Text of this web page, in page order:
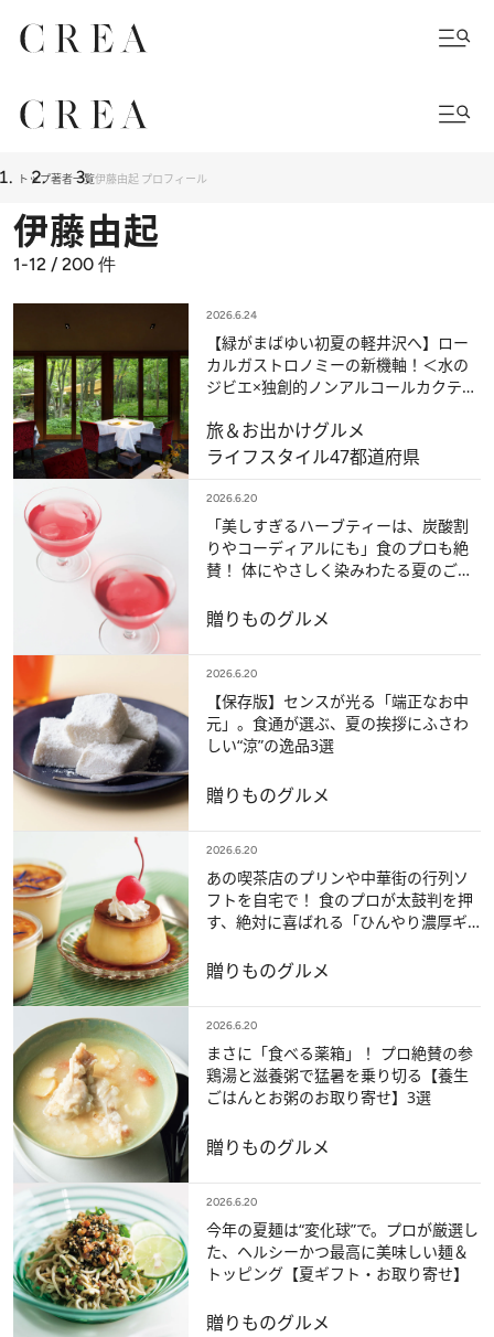
トップ著者一覧伊藤由起 プロフィール
伊藤由起
1-12 / 200 件
2026.6.24
【緑がまばゆい初夏の軽井沢へ】ロー
カルガストロノミーの新機軸！＜水の
ジビエ×独創的ノンアルコールカクテル
旅＆お出かけグルメ
ライフスタイル47都道府県
2026.6.20
「美しすぎるハーブティーは、炭酸割
りやコーディアルにも」食のプロも絶
賛！ 体にやさしく染みわたる夏のご自
贈りものグルメ
2026.6.20
【保存版】センスが光る「端正なお中
元」。食通が選ぶ、夏の挨拶にふさわ
しい“涼”の逸品3選
贈りものグルメ
2026.6.20
あの喫茶店のプリンや中華街の行列ソ
フトを自宅で！ 食のプロが太鼓判を押
す、絶対に喜ばれる「ひんやり濃厚ギ
贈りものグルメ
2026.6.20
まさに「食べる薬箱」！ プロ絶賛の参
鶏湯と滋養粥で猛暑を乗り切る【養生
ごはんとお粥のお取り寄せ】3選
贈りものグルメ
2026.6.20
今年の夏麺は“変化球”で。プロが厳選し
た、ヘルシーかつ最高に美味しい麺＆
トッピング【夏ギフト・お取り寄せ】
贈りものグルメ